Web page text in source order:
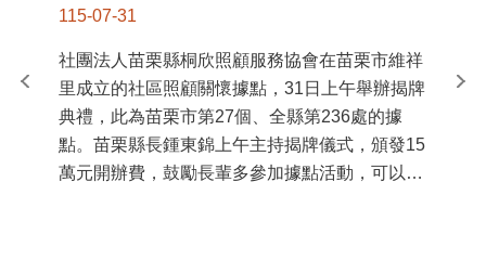
115-07-31
社團法人苗栗縣桐欣照顧服務協會在苗栗市維祥
里成立的社區照顧關懷據點，31日上午舉辦揭牌
典禮，此為苗栗市第27個、全縣第236處的據
點。苗栗縣長鍾東錦上午主持揭牌儀式，頒發15
萬元開辦費，鼓勵長輩多參加據點活動，可以更
苗